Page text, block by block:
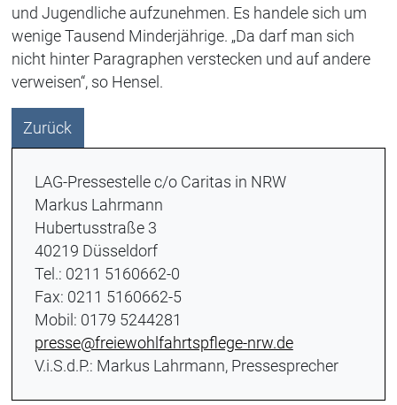
und Jugendliche aufzunehmen. Es handele sich um
wenige Tausend Minderjährige. „Da darf man sich
nicht hinter Paragraphen verstecken und auf andere
verweisen“, so Hensel.
Zurück
LAG-Pressestelle c/o Caritas in NRW
Markus Lahrmann
Hubertusstraße 3
40219 Düsseldorf
Tel.: 0211 5160662-0
Fax: 0211 5160662-5
Mobil: 0179 5244281
presse@freiewohlfahrtspflege-nrw.de
V.i.S.d.P.: Markus Lahrmann, Pressesprecher